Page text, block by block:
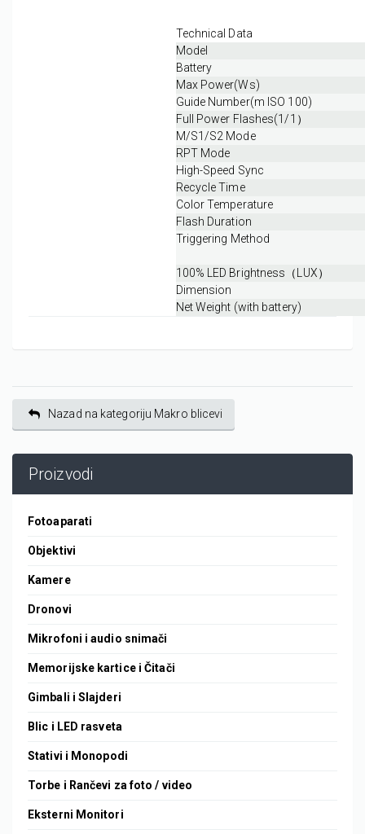
Technical Data
Model
Battery
Max Power(Ws)
Guide Number(m ISO 100)
Full Power Flashes(1/1）
M/S1/S2 Mode
RPT Mode
High-Speed Sync
Recycle Time
Color Temperature
Flash Duration
Triggering Method
100% LED Brightness（LUX）
Dimension
Net Weight (with battery)
Nazad na kategoriju Makro blicevi
Proizvodi
Fotoaparati
Objektivi
Kamere
Dronovi
Mikrofoni i audio snimači
Memorijske kartice i Čitači
Gimbali i Slajderi
Blic i LED rasveta
Stativi i Monopodi
Torbe i Rančevi za foto / video
Eksterni Monitori